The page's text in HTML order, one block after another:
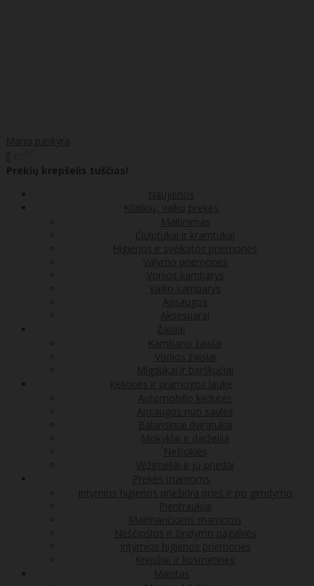
Mano paskyra
Prekių krepšelis tuščias!
Naujienos
Kūdikių, vaikų prekės
Maitinimas
Čiulptukai ir kramtukai
Higienos ir sveikatos priemonės
Valymo priemonės
Vonios kambarys
Vaiko kambarys
Apsaugos
Aksesuarai
Žaislai
Kambario žaislai
Vonios žaislai
Migdukai ir barškučiai
Kelionės ir pramogos lauke
Automobilio kėdutės
Apsaugos nuo saulės
Balansiniai dviratukai
Mokyklai ir darželiui
Nešioklės
Vežimėliai ir jų priedai
Prekės mamoms
Intymios higienos priežiūra prieš ir po gimdymo
Pientraukiai
Maitinančioms mamoms
Nėščiosios ir žindymo pagalvės
Intymios higienos priemonės
Krepšiai ir kosmetinės
Maistas